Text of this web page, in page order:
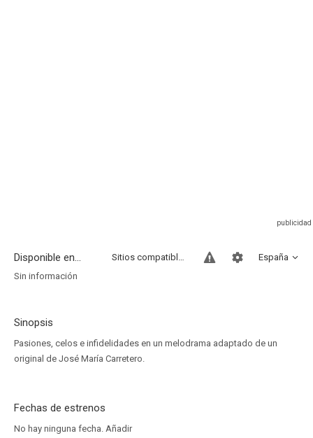
Disponible en... España
Sitios compatibles
Sin información
Sinopsis
Pasiones, celos e infidelidades en un melodrama adaptado de un
original de José María Carretero.
Fechas de estrenos
No hay ninguna fecha. Añadir